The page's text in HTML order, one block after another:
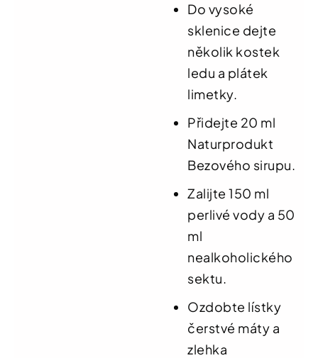
Do vysoké
sklenice dejte
několik kostek
ledu a plátek
limetky.
Přidejte 20 ml
Naturprodukt
Bezového sirupu.
Zalijte 150 ml
perlivé vody a 50
ml
nealkoholického
sektu.
Ozdobte lístky
čerstvé máty a
zlehka